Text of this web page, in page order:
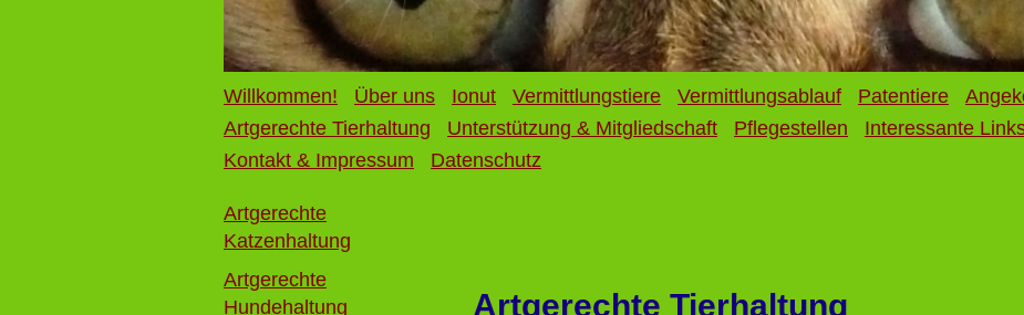
Willkommen! Über uns Ionut Vermittlungstiere Vermittlungsablauf Patentiere
Artgerechte Tierhaltung
Unterstützung & Mitgliedschaft Pflegestellen Interessante
Kontakt & Impressum
Datenschutz
Artgerechte Tierhaltung
Artgerechte
Katzenhaltung
Artgerechte
Hundehaltung